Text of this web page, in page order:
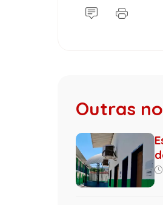
Outras